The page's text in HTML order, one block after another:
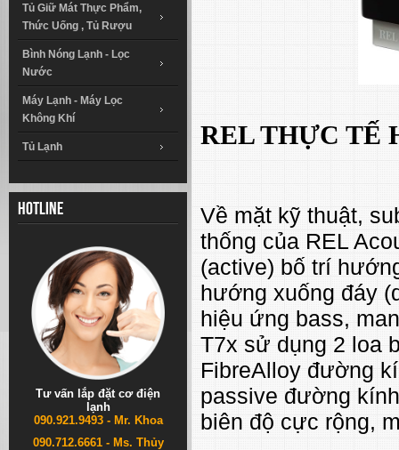
Tủ Giữ Mát Thực Phẩm,
Thức Uống , Tủ Rượu
Bình Nóng Lạnh - Lọc
Nước
Máy Lạnh - Máy Lọc
Không Khí
Tủ Lạnh
Hotline
Tư vấn lắp đặt cơ điện
lạnh
090.921.9493 - Mr. Khoa
090.712.6661 - Ms. Thủy
REL THỰC TẾ
Về mặt kỹ thuật,
thống của REL
(active) bố trí
hướng xuống đáy
hiệu ứng bass,
T7x sử dụng 2 loa
FibreAlloy đường
passive đường
biên độ cực rộng,